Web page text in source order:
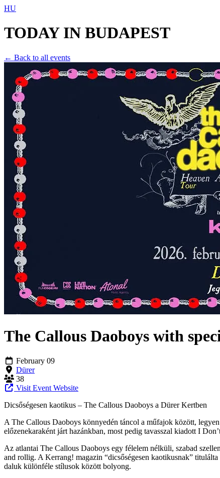
HU
TODAY IN BUDAPEST
← Back to all events
The Callous Daoboys with
February 09
Dürer
38
Visit Event Website
Dicsőségesen kaotikus – The Callous Daoboys a Dürer Kertben
A The Callous Daoboys könnyedén táncol a műfajok között,
előzenekaraként járt hazánkban, most pedig tavasszal kiadott I
Az atlantai The Callous Daoboys egy félelem nélküli, szabad
and rollig. A Kerrang! magazin “dicsőségesen kaotikusnak”
daluk különféle stílusok között bolyong.